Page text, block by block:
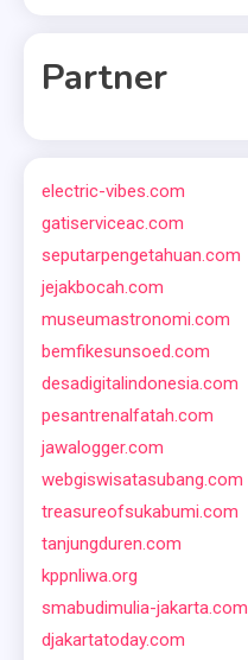
Partner
electric-vibes.com
gatiserviceac.com
seputarpengetahuan.com
jejakbocah.com
museumastronomi.com
bemfikesunsoed.com
desadigitalindonesia.com
pesantrenalfatah.com
jawalogger.com
webgiswisatasubang.com
treasureofsukabumi.com
tanjungduren.com
kppnliwa.org
smabudimulia-jakarta.com
djakartatoday.com